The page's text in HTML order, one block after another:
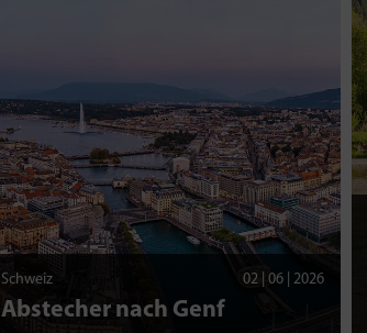
Schweiz 02 | 06 | 2026
Abstecher nach Genf